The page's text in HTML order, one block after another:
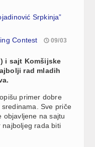
Srpkinja”
Contest 09/03
i sajt Komšijske
rad mladih
primer dobre
Sve priče
objavljene na sajtu
najboljeg rada biti